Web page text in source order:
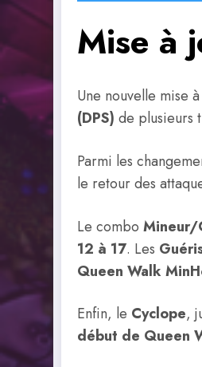
Mise à
Une nouvelle mise
(DPS) de plusieurs
Parmi les
le retour des
Le combo Mineur/
12 à 17. Les
Queen Walk
Enfin, le Cyclope,
début de Queen